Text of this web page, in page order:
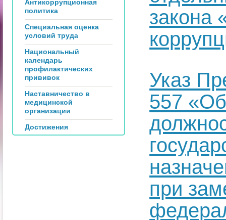
Антикоррупционная
политика
Специальная оценка
условий труда
Национальный
календарь
профилактических
прививок
Наставничество в
медицинской
организации
Достижения
закона
Указ
557
при